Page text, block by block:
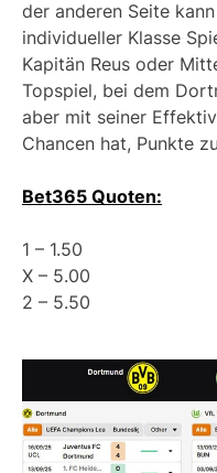
der anderen Seite
individueller Klasse
Kapitän Reus oder
Topspiel, bei dem
aber mit seiner
Chancen hat, Punkte
Bet365 Quoten:
1 – 1.50
X – 5.00
2 – 5.50